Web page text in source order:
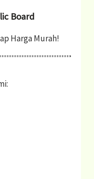
Board
Harga Murah!